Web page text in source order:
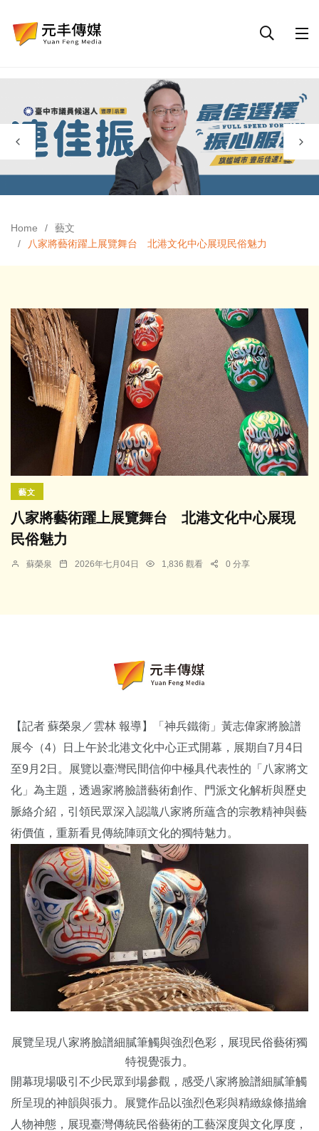
Home
藝文
八家將藝術躍上展覽舞台 北港文化中心展現民俗魅力
藝文
八家將藝術躍上展覽舞台 北港文化中心展現
民俗魅力
蘇榮泉 2026年七月04日 1,836 觀看 0 分享
【記者 蘇榮泉／雲林 報導】「神兵鐵衛」黃志偉家將臉譜
展今（4）日上午於北港文化中心正式開幕，展期自7月4日
至9月2日。展覽以臺灣民間信仰中極具代表性的「八家將文
化」為主題，透過家將臉譜藝術創作、門派文化解析與歷史
脈絡介紹，引領民眾深入認識八家將所蘊含的宗教精神與藝
術價值，重新看見傳統陣頭文化的獨特魅力。
展覽呈現八家將臉譜細膩筆觸與強烈色彩，展現民俗藝術獨
特視覺張力。
開幕現場吸引不少民眾到場參觀，感受八家將臉譜細膩筆觸
所呈現的神韻與張力。展覽作品以強烈色彩與精緻線條描繪
人物神態，展現臺灣傳統民俗藝術的工藝深度與文化厚度，